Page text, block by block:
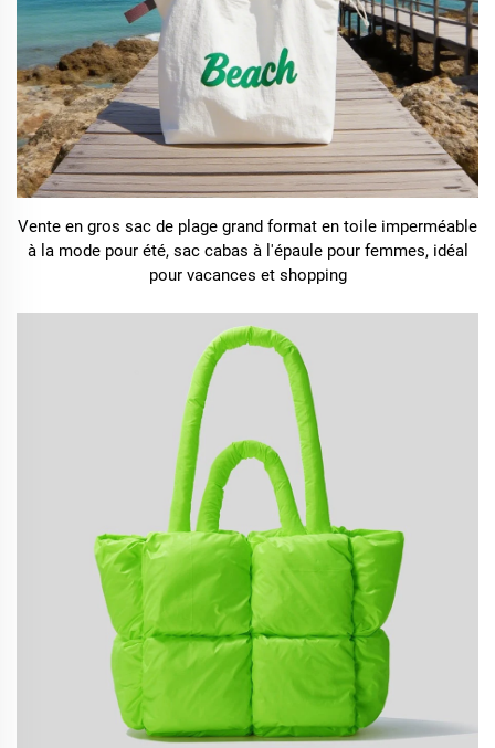
Vente en gros sac de plage grand format en toile imperméable
à la mode pour été, sac cabas à l'épaule pour femmes, idéal
pour vacances et shopping